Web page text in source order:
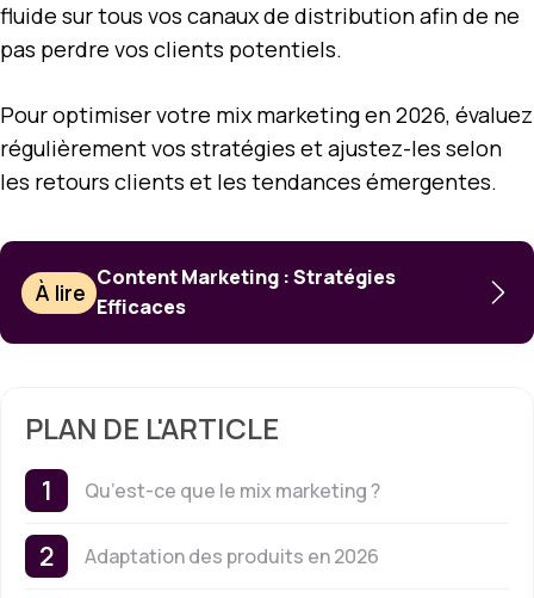
fluide sur tous vos canaux de distribution afin de ne
pas perdre vos clients potentiels.
Pour optimiser votre mix marketing en 2026, évaluez
régulièrement vos stratégies et ajustez-les selon
les retours clients et les tendances émergentes.
À lire
Content Marketing : Stratégies
Efficaces
PLAN DE L'ARTICLE
Qu’est-ce que le mix marketing ?
Adaptation des produits en 2026